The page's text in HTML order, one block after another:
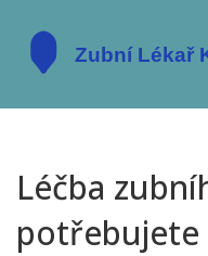
Léčba
potřebujete